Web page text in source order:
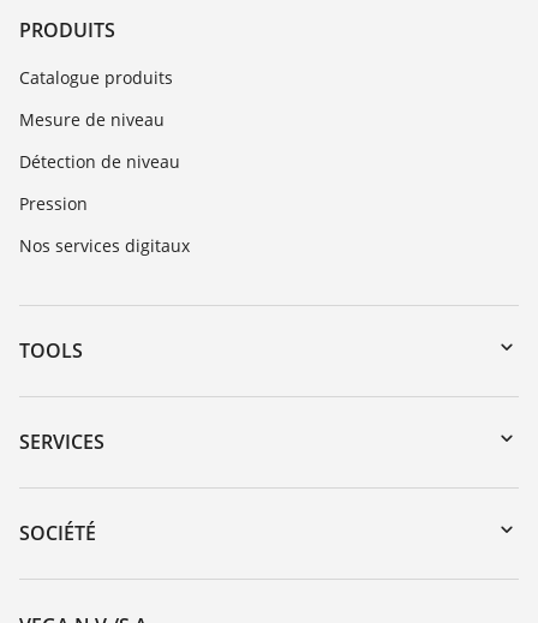
PRODUITS
Catalogue produits
Mesure de niveau
Détection de niveau
Pression
Nos services digitaux
TOOLS
Téléchargements
Recherche par numéro de série
DTM Collection/PACTware
SERVICES
Retour d'appareil
Formations
Liste de compatibilité chimique
SOCIÉTÉ
Carrière